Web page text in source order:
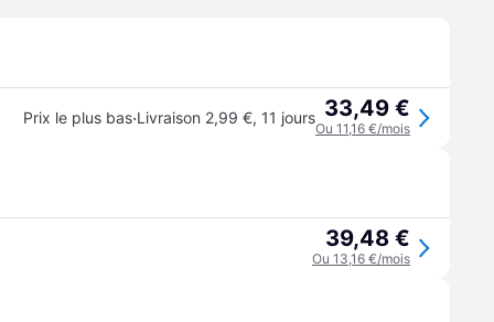
Prix le plus bas·Livraison 2,99 €, 11 jours 33,49 €
Ou 11,16 €/mois
39,48 €
Ou 13,16 €/mois